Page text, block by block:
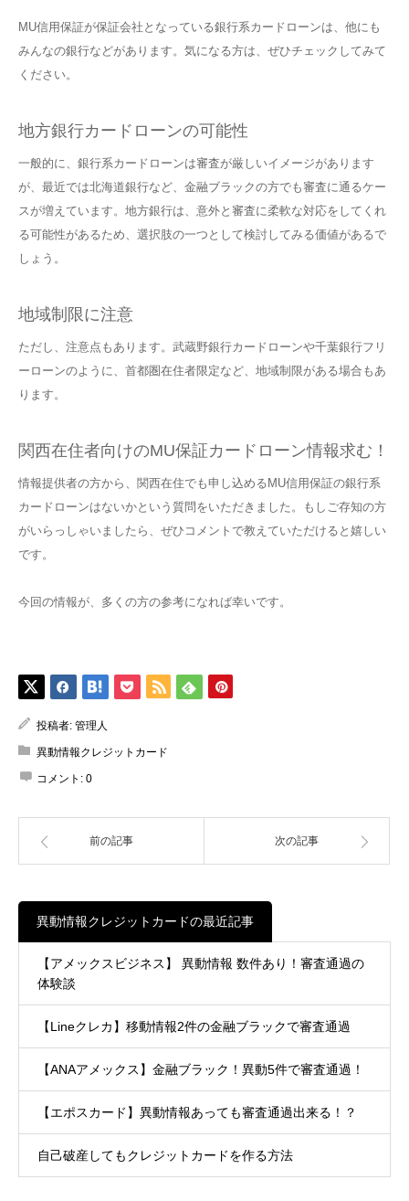
MU信用保証が保証会社となっている銀行系カードローンは、他にも
みんなの銀行などがあります。気になる方は、ぜひチェックしてみて
ください。
地方銀行カードローンの可能性
一般的に、銀行系カードローンは審査が厳しいイメージがあります
が、最近では北海道銀行など、金融ブラックの方でも審査に通るケー
スが増えています。地方銀行は、意外と審査に柔軟な対応をしてくれ
る可能性があるため、選択肢の一つとして検討してみる価値があるで
しょう。
地域制限に注意
ただし、注意点もあります。武蔵野銀行カードローンや千葉銀行フリ
ーローンのように、首都圏在住者限定など、地域制限がある場合もあ
ります。
関西在住者向けのMU保証カードローン情報求む！
情報提供者の方から、関西在住でも申し込めるMU信用保証の銀行系
カードローンはないかという質問をいただきました。もしご存知の方
がいらっしゃいましたら、ぜひコメントで教えていただけると嬉しい
です。
今回の情報が、多くの方の参考になれば幸いです。
投稿者: 管理人
異動情報クレジットカード
コメント: 0
前の記事 次の記事
異動情報クレジットカードの最近記事
【アメックスビジネス】 異動情報 数件あり！審査通過の
体験談
【Lineクレカ】移動情報2件の金融ブラックで審査通過
【ANAアメックス】金融ブラック！異動5件で審査通過！
【エポスカード】異動情報あっても審査通過出来る！？
自己破産してもクレジットカードを作る方法